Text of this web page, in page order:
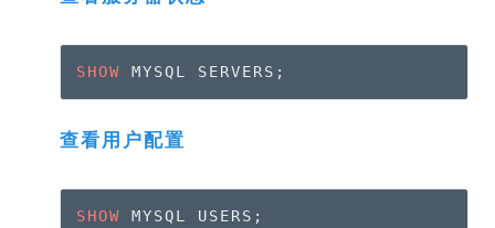
SHOW MYSQL SERVERS;
查看用户配置
SHOW MYSQL USERS;